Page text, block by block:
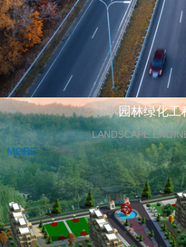
园林绿化工
LANDSCAPE
MORE